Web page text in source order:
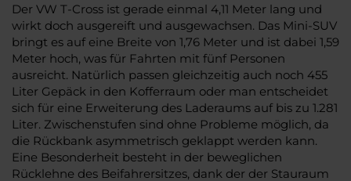
Der VW T-Cross ist gerade einmal 4,11 Meter lang und
wirkt doch ausgereift und ausgewachsen. Das Mini-SUV
bringt es auf eine Breite von 1,76 Meter und ist dabei 1,59
Meter hoch, was für Fahrten mit fünf Personen
ausreicht. Natürlich passen gleichzeitig auch noch 455
Liter Gepäck in den Kofferraum oder man entscheidet
sich für eine Erweiterung des Laderaums auf bis zu 1.281
Liter. Zwischenstufen sind ohne Probleme möglich, da
die Rückbank asymmetrisch geklappt werden kann.
Eine Besonderheit besteht in der beweglichen
Rücklehne des Beifahrersitzes, dank der der Stauraum